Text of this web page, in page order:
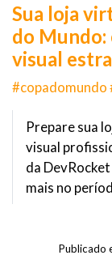
Sua loja
do Mundo:
visual
#copadomundo
Prepare sua
visual
da
mais no
Publicado